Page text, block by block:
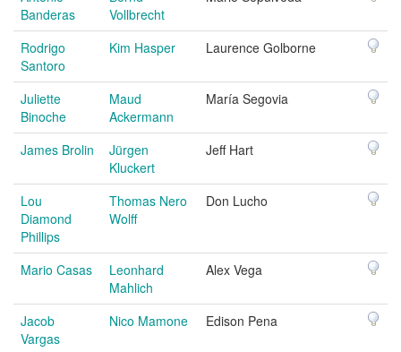
Banderas
Vollbrecht
Rodrigo
Santoro
Kim Hasper Laurence Golborne
Juliette
Binoche
Maud
Ackermann
María Segovia
James Brolin
Jürgen
Kluckert
Jeff Hart
Lou
Diamond
Phillips
Thomas Nero
Wolff
Don Lucho
Mario Casas
Leonhard
Mahlich
Alex Vega
Jacob
Vargas
Nico Mamone Edison Pena